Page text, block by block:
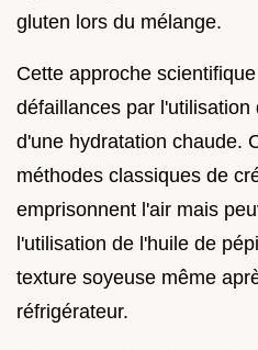
gluten lors du mélange.
Cette approche
défaillances par
d'une hydratation chaude.
méthodes classiques de
emprisonnent l'air mais
l'utilisation de l'huile de
texture soyeuse même
réfrigérateur.